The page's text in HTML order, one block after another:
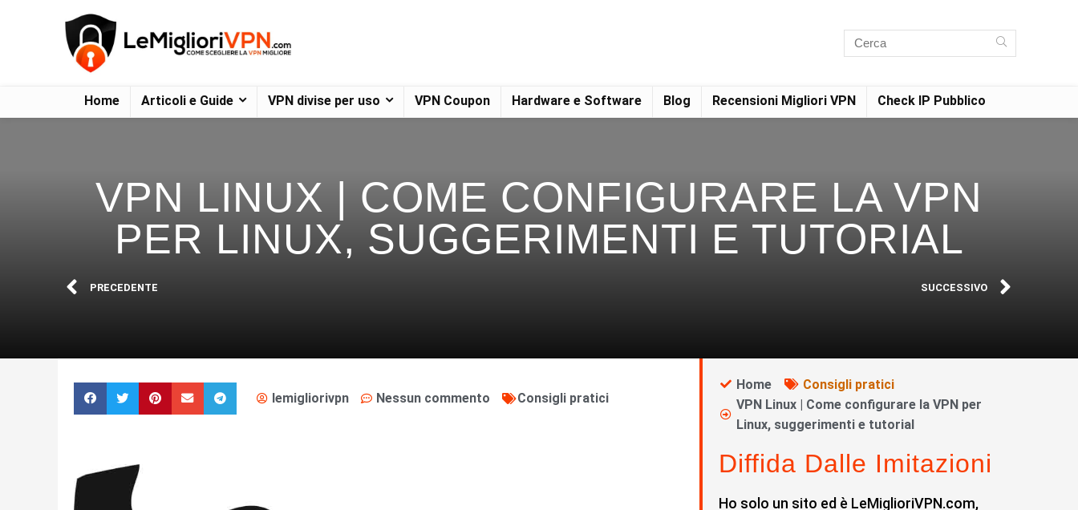
Home Articoli e Guide VPN divise per uso VPN Coupon Hardware e Software Blog Recensioni Migliori VPN Check IP Pubblico
VPN LINUX | COME CONFIGURARE LA VPN
PER LINUX, SUGGERIMENTI E TUTORIAL
PRECEDENTE SUCCESSIVO
lemigliorivpn Nessun commento Consigli pratici
Home
Consigli pratici
VPN Linux | Come configurare la VPN per
Linux, suggerimenti e tutorial
Diffida Dalle Imitazioni
Ho solo un sito ed è LeMiglioriVPN.com,